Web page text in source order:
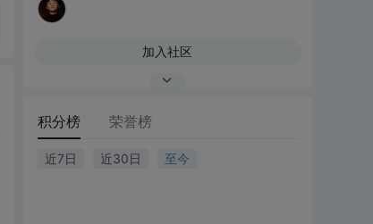
加入社区
积分榜 荣誉榜
近7日 近30日 至今